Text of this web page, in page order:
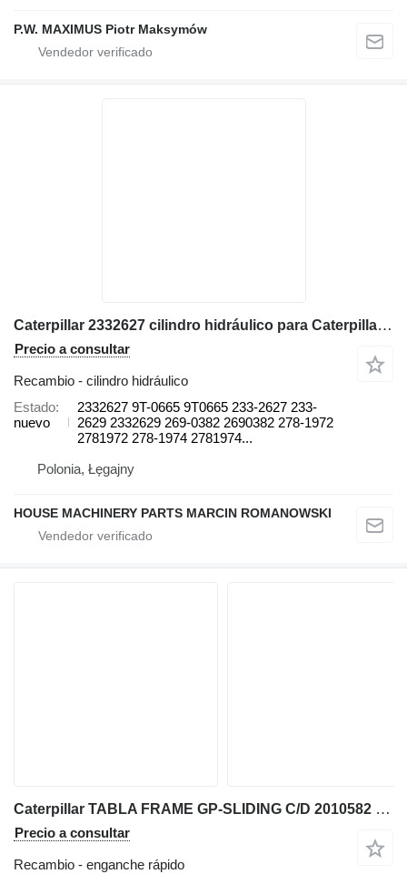
P.W. MAXIMUS Piotr Maksymów
Caterpillar 2332627 cilindro hidráulico para Caterpillar 422E, 424D, 428B, 428C, 428D, 428E, 432D, 432E, 434E, 438B, 438C retroexcavadora
Precio a consultar
Recambio - cilindro hidráulico
Estado
nuevo
2332627 9T-0665 9T0665 233-2627 233-
2629 2332629 269-0382 2690382 278-1972
2781972 278-1974 2781974...
Polonia, Łęgajny
HOUSE MACHINERY PARTS MARCIN ROMANOWSKI
Caterpillar TABLA FRAME GP-SLIDING C/D 2010582 enganche rápido para Caterpillar 424-428-432-438-442 D SERİES retroexcavadora
Precio a consultar
Recambio - enganche rápido